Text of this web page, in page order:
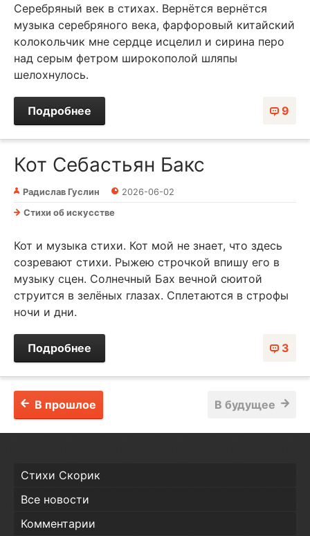
Серебряный век в стихах. Вернётся вернётся
музыка серебряного века, фарфоровый китайский
колокольчик мне сердце исцелил и сирина перо
над серым фетром широкополой шляпы
шелохнулось.
9
Подробнее
Кот Себастьян Бакс
Радислав Гуслин
2026-06-02
Стихи об искусстве
Кот и музыка стихи. Кот мой не знает, что здесь
созревают стихи. Рыжею строчкой впишу его в
музыку сцен. Солнечный Бах вечной сюитой
струится в зелёных глазах. Сплетаются в строфы
ночи и дни.
3
Подробнее
В будущее
В прошлое
Стихи Скорик
Все новости
Комментарии